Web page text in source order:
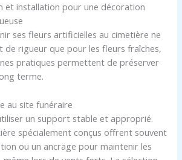
et installation pour une décoration
ses fleurs artificielles au cimetière ne
de rigueur que pour les fleurs fraîches,
pratiques permettent de préserver
terme.
au site funéraire
un support stable et approprié.
spécialement conçus offrent souvent
ou un ancrage pour maintenir les